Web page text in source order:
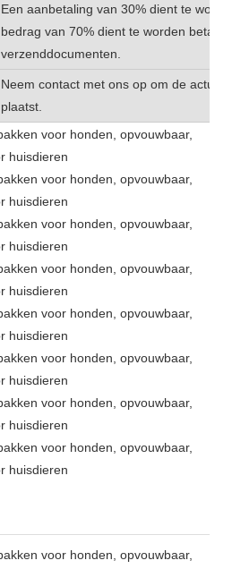
Een aanbetaling van 30% dient te
bedrag van 70% dient te worden
verzenddocumenten.
Neem contact met ons op om de
plaatst.